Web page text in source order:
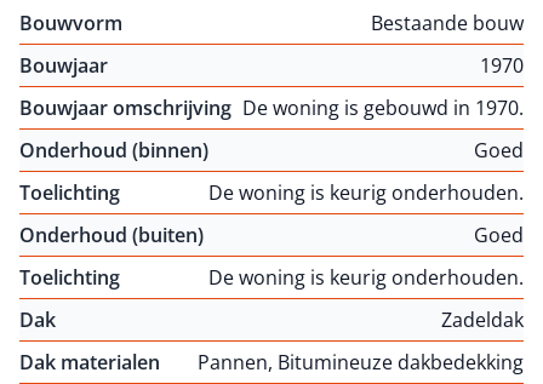
Bouwvorm
Bestaande bouw
Bouwjaar
1970
Bouwjaar omschrijving De woning is gebouwd in 1970.
Onderhoud (binnen)
Goed
Toelichting
De woning is keurig onderhouden.
Onderhoud (buiten)
Goed
Toelichting
De woning is keurig onderhouden.
Dak
Zadeldak
Dak materialen
Pannen, Bitumineuze dakbedekking